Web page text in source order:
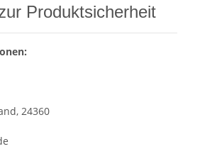
Produktsicherheit
24360